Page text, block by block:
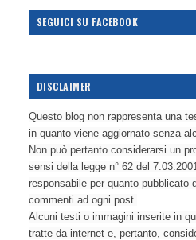
SEGUICI SU FACEBOOK
DISCLAIMER
Questo blog non rappresenta una
in quanto viene aggiornato senza
Non può pertanto considerarsi un
sensi della legge n° 62 del
responsabile per quanto pubblicato
commenti ad ogni post.
Alcuni testi o immagini inserite in
tratte da internet e, pertanto,